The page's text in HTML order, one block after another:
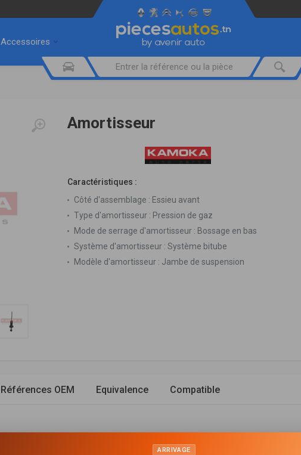
Accessoires
Amortisseur
Caractéristiques :
Côté d'assemblage : Essieu avant
Type d'amortisseur : Pression de gaz
Mode de serrage d'amortisseur : Bossage en bas
Système d'amortisseur : Système bitube
Modèle d'amortisseur : Jambe de suspension
Références OEM Equivalence Compatible
ARRIVAGE